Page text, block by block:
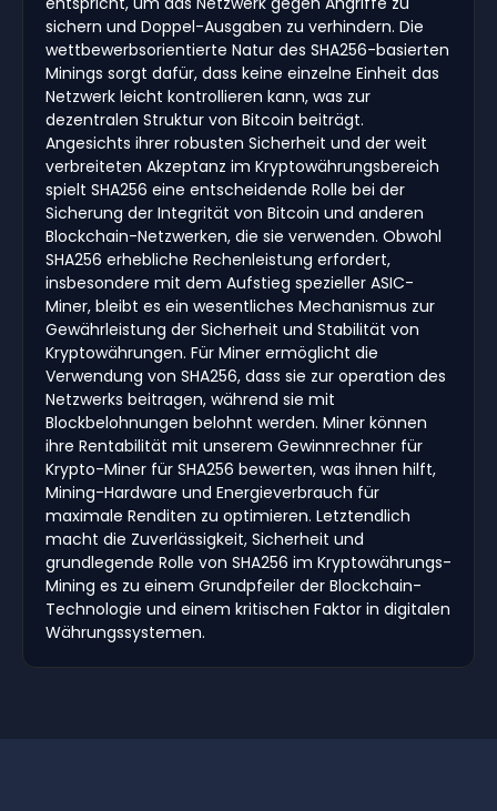
sichern und Doppel-Ausgaben zu verhindern. Die
wettbewerbsorientierte Natur des SHA256-basierten
Minings sorgt dafür, dass keine einzelne Einheit das
Netzwerk leicht kontrollieren kann, was zur
dezentralen Struktur von Bitcoin beiträgt.
Angesichts ihrer robusten Sicherheit und der weit
verbreiteten Akzeptanz im Kryptowährungsbereich
spielt SHA256 eine entscheidende Rolle bei der
Sicherung der Integrität von Bitcoin und anderen
Blockchain-Netzwerken, die sie verwenden. Obwohl
SHA256 erhebliche Rechenleistung erfordert,
insbesondere mit dem Aufstieg spezieller ASIC-
Miner, bleibt es ein wesentliches Mechanismus zur
Gewährleistung der Sicherheit und Stabilität von
Kryptowährungen. Für Miner ermöglicht die
Verwendung von SHA256, dass sie zur operation des
Netzwerks beitragen, während sie mit
Blockbelohnungen belohnt werden. Miner können
ihre Rentabilität mit unserem Gewinnrechner für
Krypto-Miner für SHA256 bewerten, was ihnen hilft,
Mining-Hardware und Energieverbrauch für
maximale Renditen zu optimieren. Letztendlich
macht die Zuverlässigkeit, Sicherheit und
grundlegende Rolle von SHA256 im Kryptowährungs-
Mining es zu einem Grundpfeiler der Blockchain-
Technologie und einem kritischen Faktor in digitalen
Währungssystemen.